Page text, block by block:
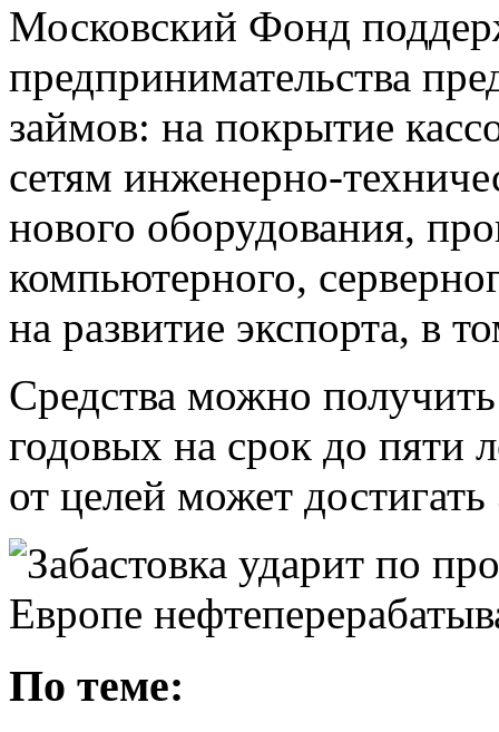
Московский Фонд
предпринимательства
займов: на покрытие
сетям инженерно-
нового оборудования,
компьютерного,
на развитие экспорта, в
Средства можно
годовых на срок до пяти
от целей может
По теме: